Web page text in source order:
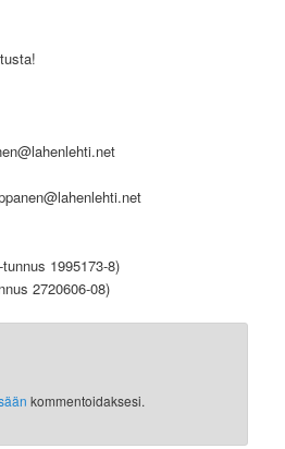
1995173-8)
2720606-08)
kommentoidaksesi.